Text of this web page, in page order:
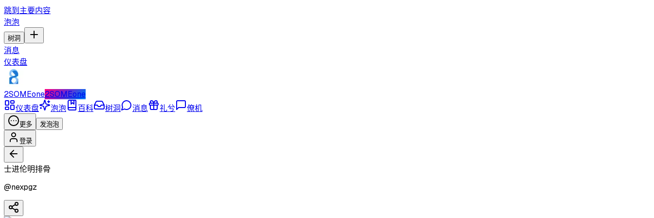
跳到主要内容
泡泡
树洞
消息
仪表盘
2SOMEone2SOMEone
仪表盘
泡泡 百科 树洞 消息 礼兮 僚机
更多 发泡泡
登录
士进伦明排骨
@nexpgz